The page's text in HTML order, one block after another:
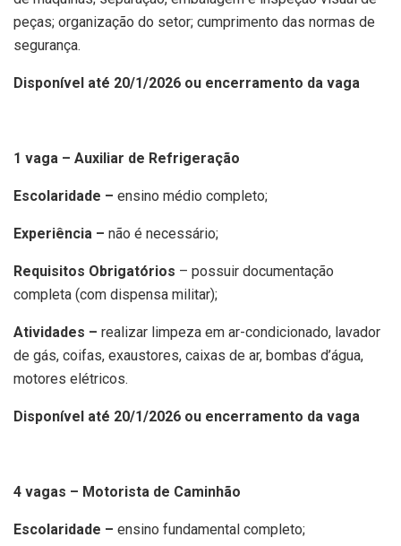
peças; organização do setor; cumprimento das normas de
segurança.
Disponível até 20/1/2026 ou encerramento da vaga
1 vaga – Auxiliar de Refrigeração
Escolaridade – ensino médio completo;
Experiência – não é necessário;
Requisitos Obrigatórios – possuir documentação
completa (com dispensa militar);
Atividades – realizar limpeza em ar-condicionado, lavador
de gás, coifas, exaustores, caixas de ar, bombas d’água,
motores elétricos.
Disponível até 20/1/2026 ou encerramento da vaga
4 vagas – Motorista de Caminhão
Escolaridade – ensino fundamental completo;